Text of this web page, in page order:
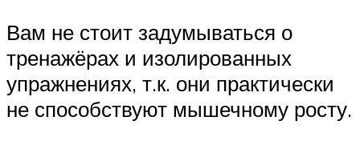
Вам не стоит задумываться о
тренажёрах и изолированных
упражнениях, т.к. они практически
не способствуют мышечному росту.